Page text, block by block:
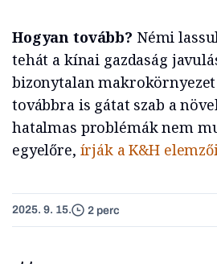
Hogyan tovább? Némi
tehát a kínai gazdaság
bizonytalan makrokörnyezet
továbbra is gátat szab a
hatalmas problémák nem
egyelőre, írják a K&H
2025. 9. 15. 2 perc